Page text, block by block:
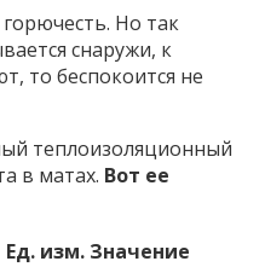
Но так
снаружи, к
то беспокоится не
теплоизоляционный
в матах. Вот ее
Ед. изм. Значение